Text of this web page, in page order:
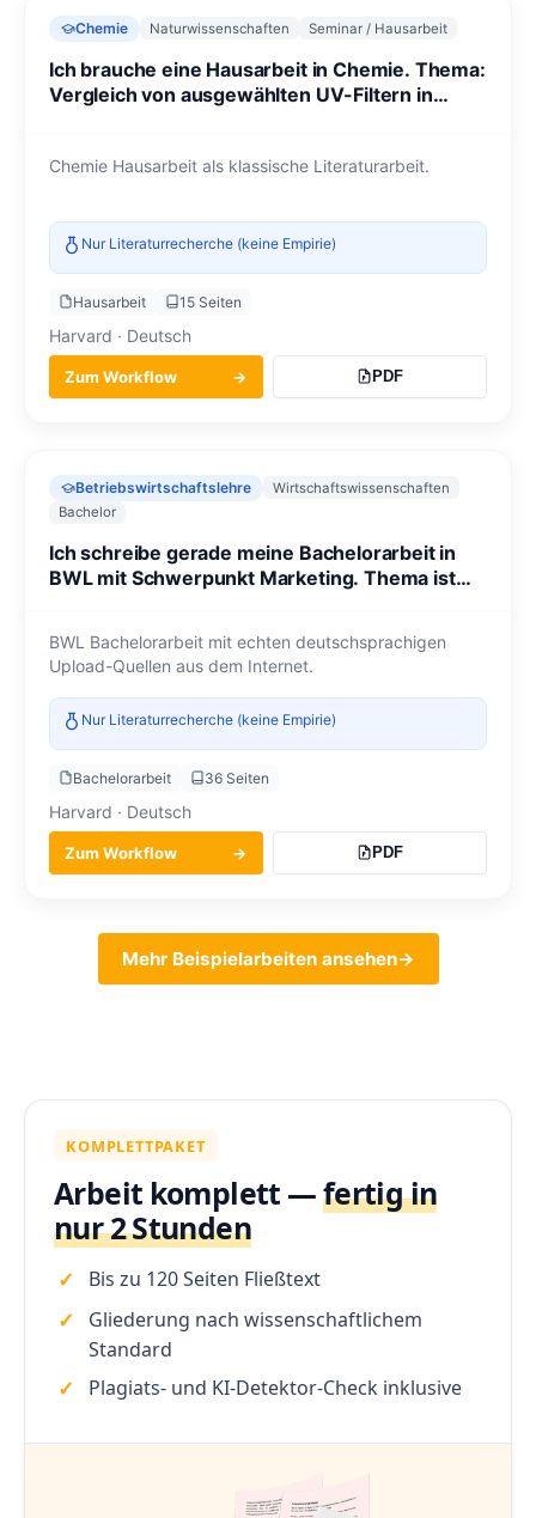
Chemie Naturwissenschaften Seminar / Hausarbeit
Ich brauche eine Hausarbeit in Chemie. Thema:
Vergleich von ausgewählten UV-Filtern in
Chemie Hausarbeit als klassische Literaturarbeit.
Nur Literaturrecherche (keine Empirie)
Hausarbeit 15 Seiten
Harvard · Deutsch
Zum Workflow → PDF
Betriebswirtschaftslehre
Wirtschaftswissenschaften
Bachelor
Ich schreibe gerade meine Bachelorarbeit in
BWL mit Schwerpunkt Marketing. Thema ist
BWL Bachelorarbeit mit echten deutschsprachigen
Upload-Quellen aus dem Internet.
Nur Literaturrecherche (keine Empirie)
Bachelorarbeit 36 Seiten
Harvard · Deutsch
Zum Workflow → PDF
Mehr Beispielarbeiten ansehen→
KOMPLETTPAKET
Arbeit komplett —fertig in
nur 2 Stunden
Bis zu 120 Seiten Fließtext
Gliederung nach wissenschaftlichem
Standard
Plagiats- und KI-Detektor-Check inklusive